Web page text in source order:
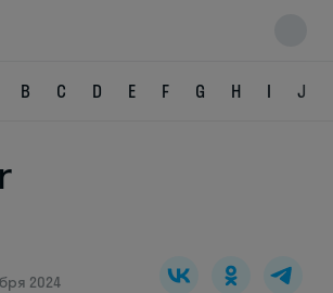
B C D E F G H I J
2024